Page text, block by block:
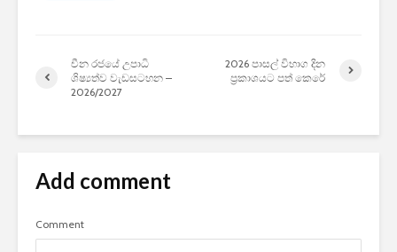
චීන රජයේ උපාධි
ශිෂ්‍යත්ව වැඩසටහන –
2026/2027
2026 පාසල් විභාග දින
ප්‍රකාශයට පත් කෙරේ
Add comment
Comment